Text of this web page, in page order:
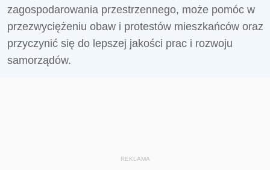
zagospodarowania przestrzennego, może pomóc w
przezwyciężeniu obaw i protestów mieszkańców oraz
przyczynić się do lepszej jakości prac i rozwoju
samorządów.
REKLAMA